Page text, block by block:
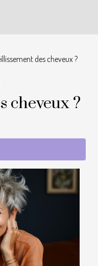
des cheveux ?
cheveux ?